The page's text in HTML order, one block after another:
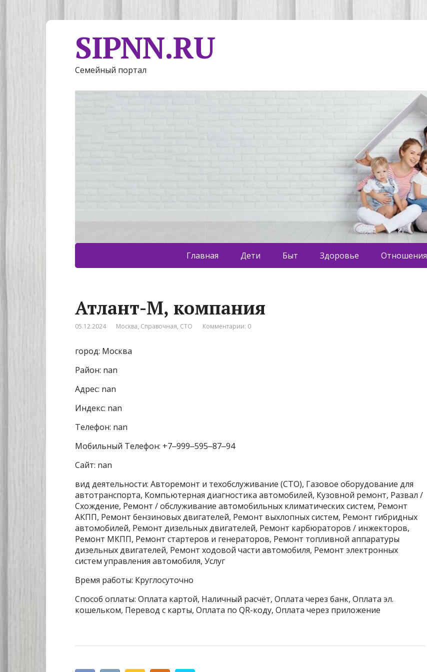
SIPNN.RU
Семейный портал
Главная Дети Быт Здоровье Отношения
Атлант-М, компания
05.12.2024 Москва, Справочная, СТО Комментарии: 0
город: Москва
Район: nan
Адрес: nan
Индекс: nan
Телефон: nan
Мобильный Телефон: +7‒999‒595‒87‒94
Сайт: nan
вид деятельности: Авторемонт и техобслуживание (СТО), Газовое оборудование для
автотранспорта, Компьютерная диагностика автомобилей, Кузовной ремонт, Развал /
Схождение, Ремонт / обслуживание автомобильных климатических систем, Ремонт
АКПП, Ремонт бензиновых двигателей, Ремонт выхлопных систем, Ремонт гибридных
автомобилей, Ремонт дизельных двигателей, Ремонт карбюраторов / инжекторов,
Ремонт МКПП, Ремонт стартеров и генераторов, Ремонт топливной аппаратуры
дизельных двигателей, Ремонт ходовой части автомобиля, Ремонт электронных
систем управления автомобиля, Услуг
Время работы: Круглосуточно
Способ оплаты: Оплата картой, Наличный расчёт, Оплата через банк, Оплата эл.
кошельком, Перевод с карты, Оплата по QR-коду, Оплата через приложение